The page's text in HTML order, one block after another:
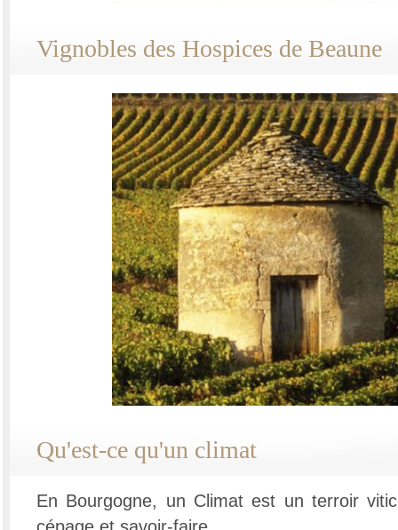
Vignobles des Hospices de Beaune
Qu'est-ce qu'un climat
En Bourgogne, un Climat est un terroir